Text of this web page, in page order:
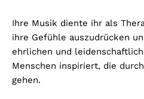
Ihre Musik diente ihr als
ihre Gefühle auszudrücken
ehrlichen und
Menschen inspiriert, die
gehen.